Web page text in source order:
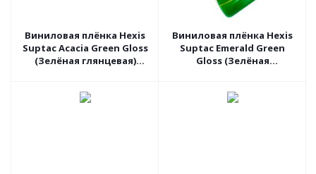
Виниловая плёнка Hexis
Suptac Acacia Green Gloss
(Зелёная глянцевая)
Виниловая плёнка Hexis
Suptac Emerald Green
Gloss (Зелёная